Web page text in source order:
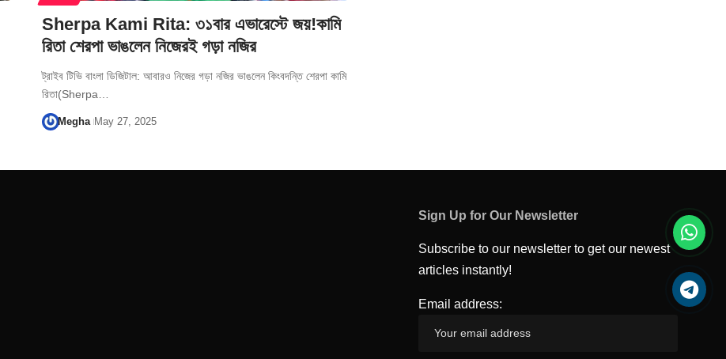
Sherpa Kami Rita: ৩১বার এভারেস্টে জয়!কামি
রিতা শেরপা ভাঙলেন নিজেরই গড়া নজির
ট্রাইব টিভি বাংলা ডিজিটাল: আবারও নিজের গড়া নজির ভাঙলেন কিংবদন্তি শেরপা কামি
রিতা(Sherpa…
Megha May 27, 2025
Sign Up for Our Newsletter
Subscribe to our newsletter to get our newest
articles instantly!
Email address: